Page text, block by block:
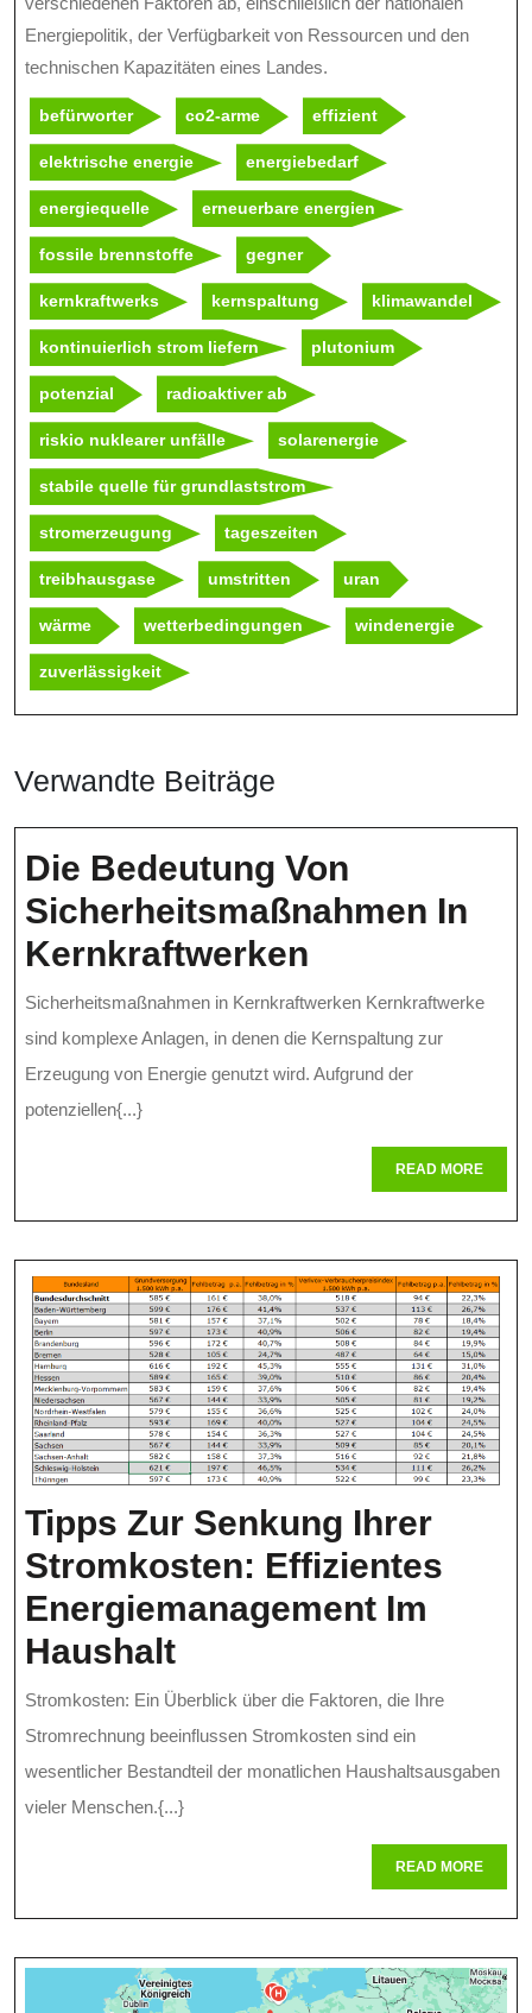
Energiepolitik, der Verfügbarkeit von Ressourcen und den
technischen Kapazitäten eines Landes.
befürworter co2-arme effizient
elektrische energie energiebedarf
energiequelle erneuerbare energien
fossile brennstoffe gegner
kernkraftwerks kernspaltung klimawandel
kontinuierlich strom liefern plutonium
potenzial radioaktiver ab
riskio nuklearer unfälle solarenergie
stabile quelle für grundlaststrom
stromerzeugung tageszeiten
treibhausgase umstritten uran
wärme wetterbedingungen windenergie
zuverlässigkeit
Verwandte Beiträge
Die Bedeutung Von
Sicherheitsmaßnahmen In
Kernkraftwerken
Bedeutung
Von
Sicherheitsmaßnahmen in Kernkraftwerken Kernkraftwerke
sind komplexe Anlagen, in denen die Kernspaltung zur
Erzeugung von Energie genutzt wird. Aufgrund der
potenziellen{...}
READ MOREREAD
MORE
Tipps Zur Senkung Ihrer
Stromkosten: Effizientes
Energiemanagement Im
HaushaltTipps
Zur
Senkung
Ihrer
Stromkosten:
Im
Haushalt
Stromkosten: Ein Überblick über die Faktoren, die Ihre
Stromrechnung beeinflussen Stromkosten sind ein
wesentlicher Bestandteil der monatlichen Haushaltsausgaben
vieler Menschen.{...}
READ MOREREAD
MORE